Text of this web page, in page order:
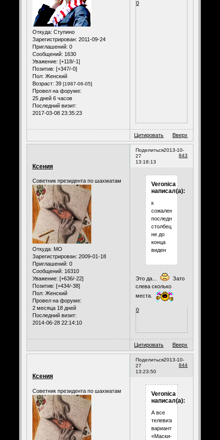
Откуда: Ступино
Зарегистрирован: 2011-09-24
Приглашений: 0
Сообщений: 1630
Уважение: [+118/-1]
Позитив: [+347/-0]
Пол: Женский
Возраст: 39 [1987-06-05]
Провел на форуме:
25 дней 6 часов
Последний визит:
2017-03-08 23:35:23
0
Цитировать Вверх
Поделиться
843
2013-10-
27
13:18:13
Ксения
Советник президента по шахматам
Откуда: МО
Зарегистрирован: 2009-01-18
Приглашений: 0
Сообщений: 16310
Уважение: [+636/-22]
Позитив: [+434/-38]
Пол: Женский
Провел на форуме:
2 месяца 18 дней
Последний визит:
2014-06-28 22:14:10
Veronica
написал(а):
к
сожалению,
последний
столбец
не до
конца
виден
Это да...
Зато
слева сколько
места.
0
Цитировать Вверх
Поделиться
844
2013-10-
27
13:23:50
Ксения
Советник президента по шахматам
Veronica
написал(а):
А все
телевизионные
варианты:
«Маски-